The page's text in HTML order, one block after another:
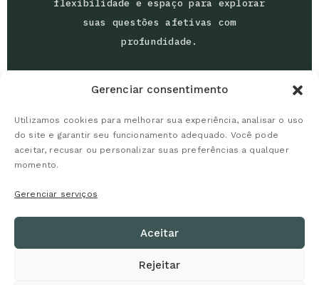
Gerenciar consentimento
Utilizamos cookies para melhorar sua experiência, analisar o uso
do site e garantir seu funcionamento adequado. Você pode
aceitar, recusar ou personalizar suas preferências a qualquer
momento.
Gerenciar serviços
Aceitar
Rejeitar
flexibilidade e espaço para explorar
suas questões afetivas com
profundidade.
Marcia Schenatto
para decisões mais claras.